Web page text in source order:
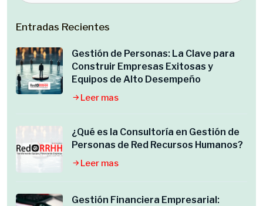
Entradas Recientes
Gestión de Personas: La Clave para
Construir Empresas Exitosas y
Equipos de Alto Desempeño
Leer mas
¿Qué es la Consultoría en Gestión de
Personas de Red Recursos Humanos?
Leer mas
Gestión Financiera Empresarial: